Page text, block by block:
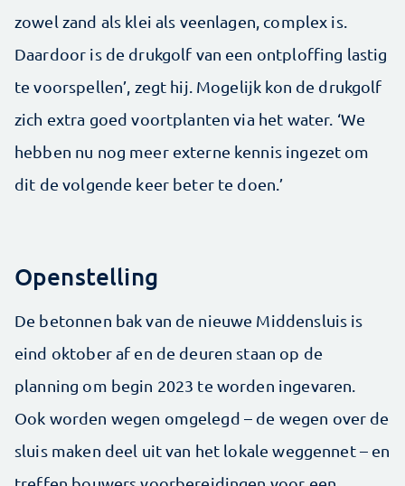
zowel zand als klei als veenlagen, complex is.
Daardoor is de drukgolf van een ontploffing lastig
te voorspellen’, zegt hij. Mogelijk kon de drukgolf
zich extra goed voortplanten via het water. ‘We
hebben nu nog meer externe kennis ingezet om
dit de volgende keer beter te doen.’
Openstelling
De betonnen bak van de nieuwe Middensluis is
eind oktober af en de deuren staan op de
planning om begin 2023 te worden ingevaren.
Ook worden wegen omgelegd – de wegen over de
sluis maken deel uit van het lokale weggennet – en